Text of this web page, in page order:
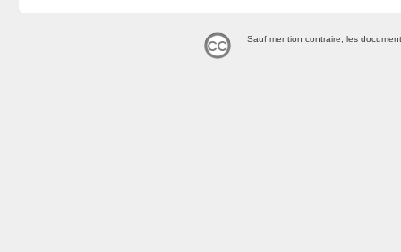
Sauf mention contraire, les